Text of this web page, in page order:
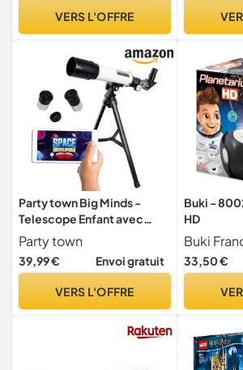
VERS L'OFFRE
attendent
Party town Big Minds -
Telescope Enfant avec
Application éducative |
Telescope Astronomique
Enfant 8 Anset Plus |
Terrestre | Astronomie |
Party town
39,99 € Envoi gratuit
VERS L'OFFRE
Buki -
HD
Buki
33,50 €